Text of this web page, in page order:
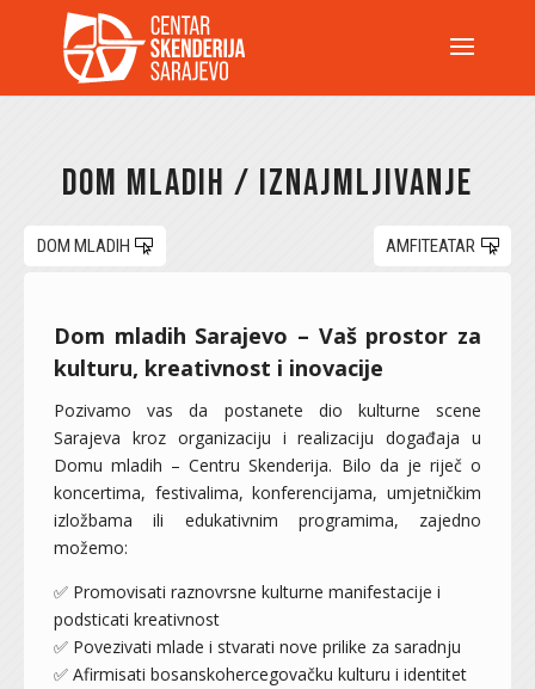
Dom mladih / Iznajmljivanje
DOM MLADIH AMFITEATAR
Dom mladih Sarajevo – Vaš prostor za
kulturu, kreativnost i inovacije
Pozivamo vas da postanete dio kulturne scene
Sarajeva kroz organizaciju i realizaciju događaja u
Domu mladih – Centru Skenderija. Bilo da je riječ o
koncertima, festivalima, konferencijama, umjetničkim
izložbama ili edukativnim programima, zajedno
možemo:
✅ Promovisati raznovrsne kulturne manifestacije i
podsticati kreativnost
✅ Povezivati mlade i stvarati nove prilike za saradnju
✅ Afirmisati bosanskohercegovačku kulturu i identitet